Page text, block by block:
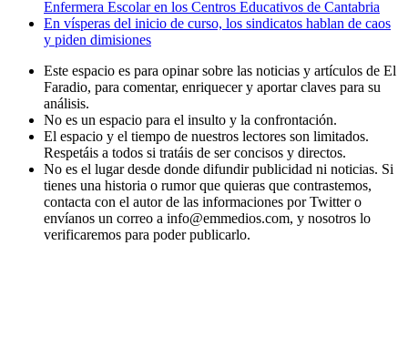
Enfermera Escolar en los Centros Educativos de Cantabria
En vísperas del inicio de curso, los sindicatos hablan de caos
y piden dimisiones
Este espacio es para opinar sobre las noticias y artículos de El
Faradio, para comentar, enriquecer y aportar claves para su
análisis.
No es un espacio para el insulto y la confrontación.
El espacio y el tiempo de nuestros lectores son limitados.
Respetáis a todos si tratáis de ser concisos y directos.
No es el lugar desde donde difundir publicidad ni noticias. Si
tienes una historia o rumor que quieras que contrastemos,
contacta con el autor de las informaciones por Twitter o
envíanos un correo a info@emmedios.com, y nosotros lo
verificaremos para poder publicarlo.